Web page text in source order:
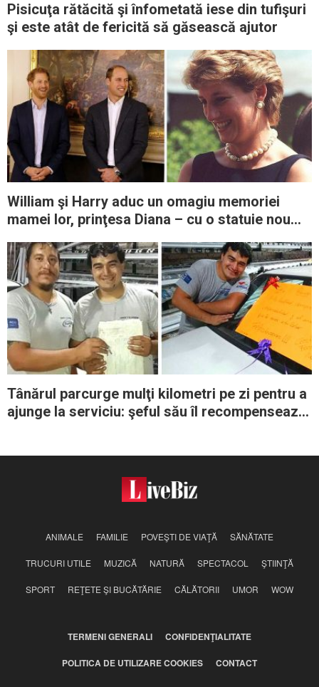
Pisicuţa rătăcită şi înfometată iese din tufişuri
şi este atât de fericită să găsească ajutor
William şi Harry aduc un omagiu memoriei
mamei lor, prinţesa Diana – cu o statuie nou
Tânărul parcurge mulţi kilometri pe zi pentru a
ajunge la serviciu: şeful său îl recompensează
ANIMALE FAMILIE POVEŞTI DE VIAŢĂ SĂNĂTATE
TRUCURI UTILE MUZICĂ NATURĂ SPECTACOL ŞTIINŢĂ
SPORT REŢETE ŞI BUCĂTĂRIE CĂLĂTORII UMOR WOW
TERMENI GENERALI CONFIDENŢIALITATE
POLITICA DE UTILIZARE COOKIES CONTACT